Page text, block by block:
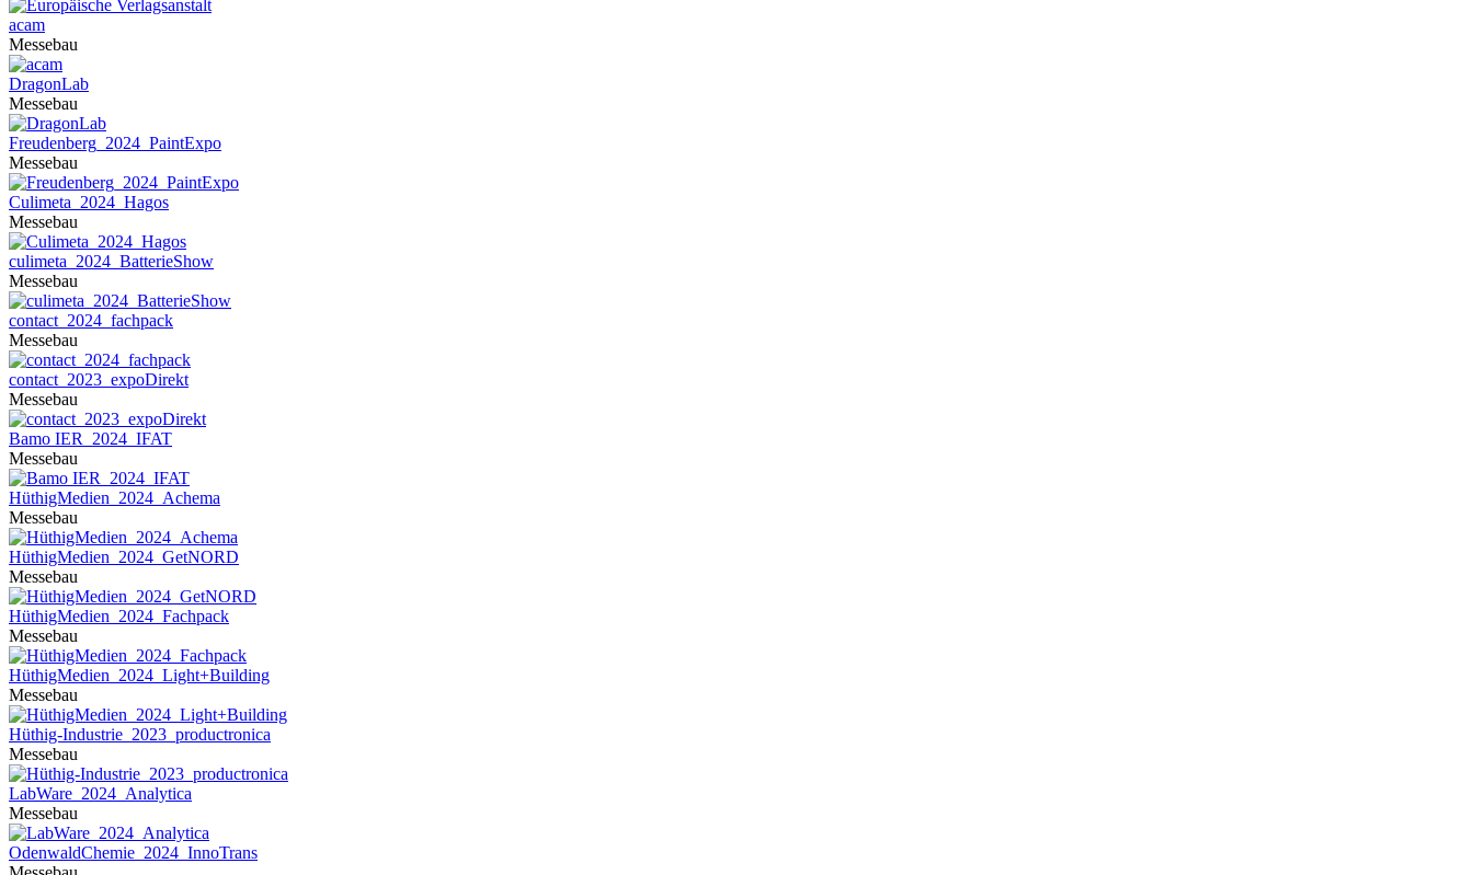
acam
Messebau
DragonLab
Messebau
Freudenberg_2024_PaintExpo
Messebau
Culimeta_2024_Hagos
Messebau
culimeta_2024_BatterieShow
Messebau
contact_2024_fachpack
Messebau
contact_2023_expoDirekt
Messebau
Bamo IER_2024_IFAT
Messebau
HüthigMedien_2024_Achema
Messebau
HüthigMedien_2024_GetNORD
Messebau
HüthigMedien_2024_Fachpack
Messebau
HüthigMedien_2024_Light+Building
Messebau
Hüthig-Industrie_2023_productronica
Messebau
LabWare_2024_Analytica
Messebau
OdenwaldChemie_2024_InnoTrans